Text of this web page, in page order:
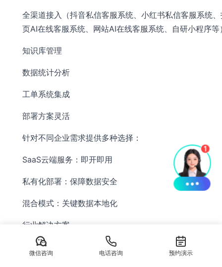
全渠道接入（抖音私信客服系统、小红书私信客服系统
页AI在线客服系统、网站AI在线客服系统、自研小程序等
知识库管理
数据统计分析
工单系统集成
部署方案灵活
针对不同企业需求提供多种选择：
SaaS云端服务：即开即用
私有化部署：保障数据安全
混合模式：关键数据本地化
行业解决方案
平台已积累丰富的行业模板：
微信咨询 电话咨询 预约演示